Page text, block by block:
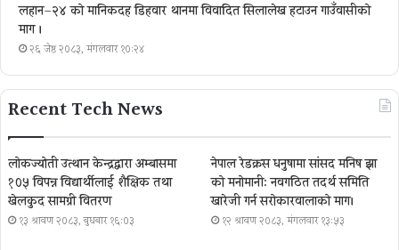
लहान–२४ को मानिकदह डिहवार थानमा विवादित सिलालेख हटाउन गाउँवासीको
माग ।
२६ जेष्ठ २०८३, मंगलवार १०:२४
Recent Tech News
लोकज्योती उत्थान केन्द्रद्वारा अम्बासमा
१०५ विपन्न विद्यार्थीलाई शैक्षिक तथा
खेलकुद सामग्री वितरण
१३ श्रावण २०८३, बुधबार १६:०३
नेपाल रेडक्रस धनुषामा सांसद मनिष झा
को मनोमानी: नवगठित तदर्थ समिति
खारेजी गर्न सरोकारवालाको माग।
१२ श्रावण २०८३, मंगलवार १३:५३